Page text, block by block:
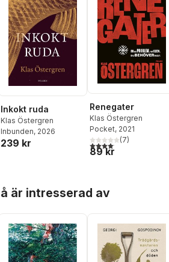
Inkokt ruda
Klas Östergren
Inbunden, 2026
239 kr
Renegater
Klas Östergren
Pocket, 2021
4,1utav 5 stjärnor.
(7)
89 kr
är intresserad av